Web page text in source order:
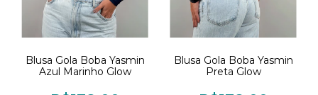
Blusa Gola Boba Yasmin
Azul Marinho Glow
Blusa Gola Boba Yasmin
Preta Glow